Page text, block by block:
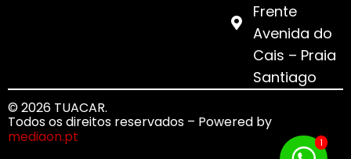
Frente
Avenida do
Cais – Praia
Santiago
© 2026 TUACAR.
Todos os direitos reservados – Powered by
mediaon.pt
1